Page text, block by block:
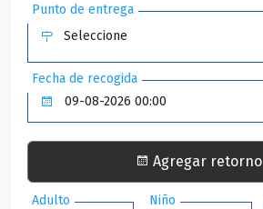
Punto de entrega
Seleccione
Fecha de recogida
Agregar retorno
Adulto Niño